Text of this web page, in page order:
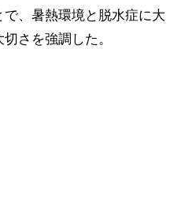
、暑熱環境と脱水症に大
さを強調した。